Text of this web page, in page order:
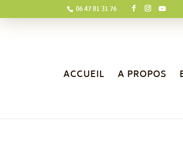
06 47 81 31 76
ACCUEIL A PROPOS